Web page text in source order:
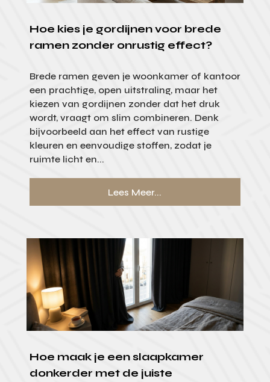
Hoe kies je gordijnen voor brede
ramen zonder onrustig effect?
Brede ramen geven je woonkamer of kantoor
een prachtige, open uitstraling, maar het
kiezen van gordijnen zonder dat het druk
wordt, vraagt om slim combineren. Denk
bijvoorbeeld aan het effect van rustige
kleuren en eenvoudige stoffen, zodat je
ruimte licht en...
Lees Meer...
Hoe maak je een slaapkamer
donkerder met de juiste